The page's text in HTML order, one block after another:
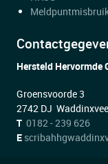
Hersteld Hervormde
Groensvoorde 3
2742 DJ
T 0182 - 239 626
E